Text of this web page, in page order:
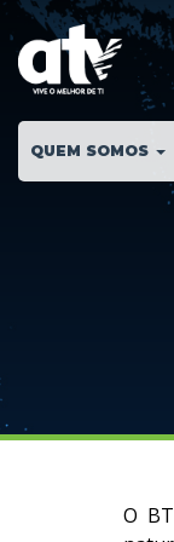
QUEM SOMOS
O